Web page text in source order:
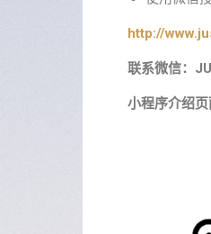
http://
联系微信：
小程序介绍页